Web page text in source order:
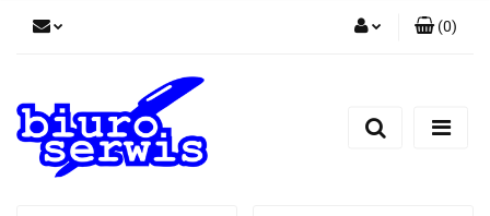
Zarejestruj się
(0)